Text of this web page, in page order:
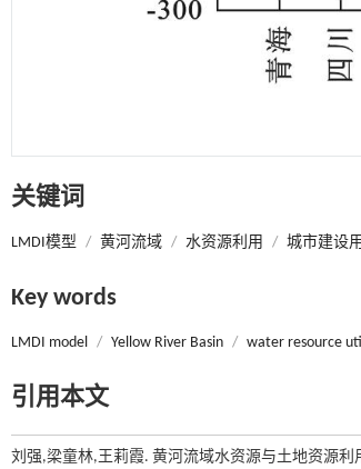
关键词
LMDI模型 / 黄河流域 / 水资源利用 / 城市建设
Key words
LMDI model / Yellow River Basin / water resource
引用本文
刘强,梁童林,王莉霞. 黄河流域水资源与土地资源